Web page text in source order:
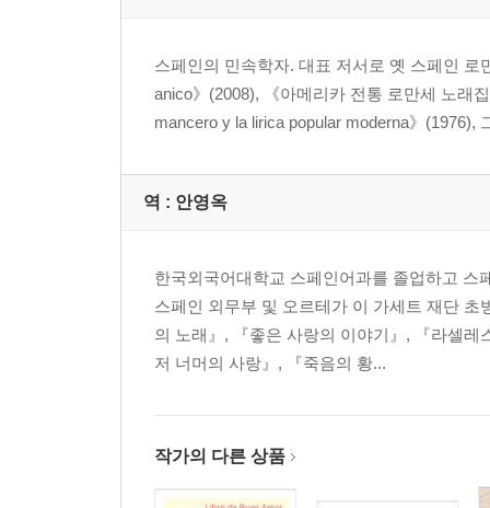
8 아베나마르의 로만세
9 단단히 포위된 알로라의 로만세
10 돈 곤살로 주교의 로만세
13 알아마 수령의 로만세
15 칼라트라바 기사단장의 로만세
16 무어인 알라타르의 로만세
17 돈 마누엘 폰세 데 레온의 로만세
18 사야베드라의 로만세
20 라미로 왕의 로만세
21 아라곤 왕의 로만세
스페인의 민속학자. 대표 저서로 옛 스페인
anico》(2008), 《아메리카 전통 로만세 노래
mancero y la lirica popular moderna》(1976),
역 : 안영옥
한국외국어대학교 스페인어과를 졸업하고
스페인 외무부 및 오르테가 이 가세트 재단
의 노래』, 『좋은 사랑의 이야기』, 『라셀
저 너머의 사랑』, 『죽음의 황...
작가의 다른 상품